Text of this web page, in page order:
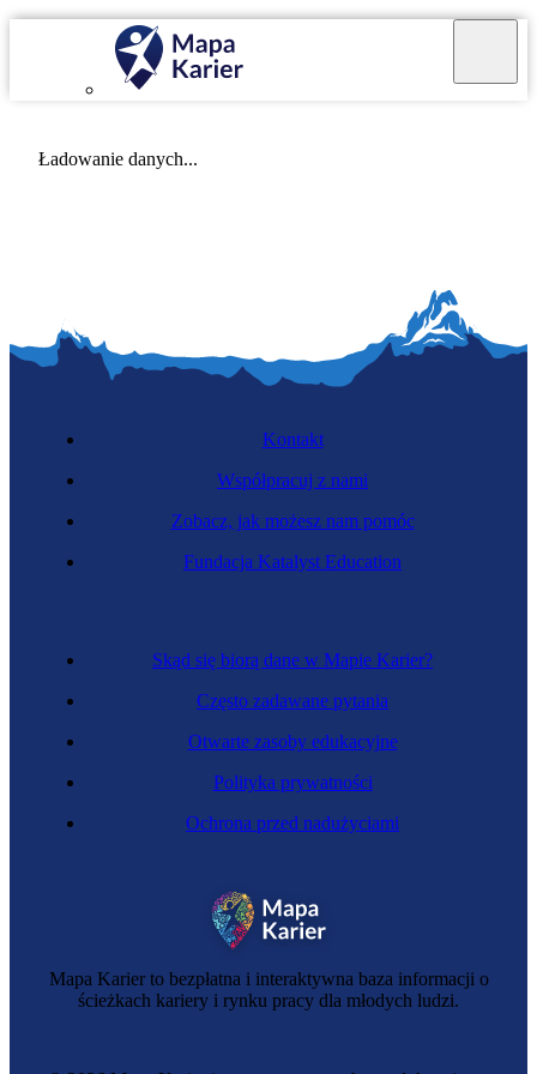
Ładowanie danych...
Mapa Karier to bezpłatna i interaktywna baza informacji o
ścieżkach kariery i rynku pracy dla młodych ludzi.
Skąd się biorą dane w Mapie Karier?
Często zadawane pytania
Otwarte zasoby edukacyjne
Polityka prywatności
Ochrona przed nadużyciami
Kontakt
Współpracuj z nami
Zobacz, jak możesz nam pomóc
Fundacja Katalyst Education